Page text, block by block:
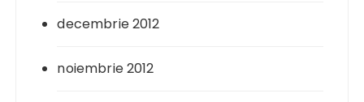
decembrie 2012
noiembrie 2012